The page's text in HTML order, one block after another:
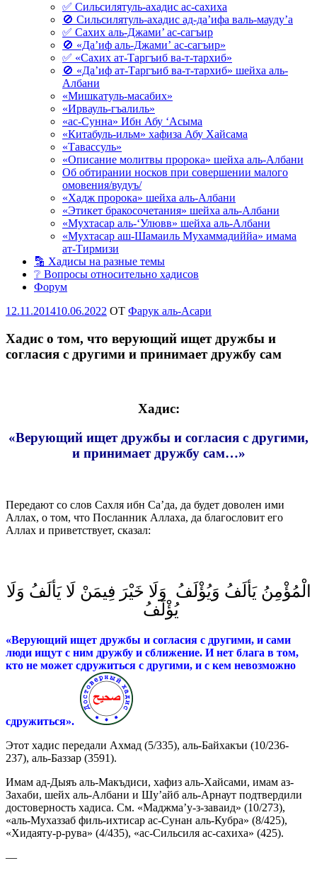
✅ Сильсилятуль-ахадис ас-сахиха
🚫 Сильсилятуль-ахадис ад-да’ифа валь-мауду’а
✅ Сахих аль-Джами’ ас-сагъир
🚫 «Да’иф аль-Джами’ ас-сагъир»
✅ «Сахих ат-Таргъиб ва-т-тархиб»
🚫 «Да’иф ат-Таргъиб ва-т-тархиб» шейха аль-
Албани
«Мишкатуль-масабих»
«Ирвауль-гъалиль»
«ас-Сунна» Ибн Абу ‘Асыма
«Китабуль-ильм» хафиза Абу Хайсама
«Тавассуль»
«Описание молитвы пророка» шейха аль-Албани
Об обтирании носков при совершении малого
омовения/вудуъ/
«Хадж пророка» шейха аль-Албани
«Этикет бракосочетания» шейха аль-Албани
«Мухтасар аль-‘Улювв» шейха аль-Албани
«Мухтасар аш-Шамаиль Мухаммадиййа» имама
ат-Тирмизи
🔡 Хадисы на разные темы
❔ Вопросы относительно хадисов
Форум
Опубликовано
12.11.201410.06.2022 OT Фарук аль-Асари
Хадис о том, что верующий ищет дружбы и
согласия с другими и принимает дружбу сам
Хадис:
«Верующий ищет дружбы и согласия с другими,
и принимает дружбу сам…»
Передают со слов Сахля ибн Са’да, да будет доволен ими
Аллах, о том, что Посланник Аллаха, да благословит его
Аллах и приветствует, сказал:
الْمُؤْمِنُ يَألَفُ وَيُؤْلَفُ وَلَا خَيْرَ فِيمَنْ لَا يَألَفُ وَلَا
يُؤْلَفُ
«Верующий ищет дружбы и согласия с другими, и сами
люди ищут с ним дружбу и сближение. И нет блага в том,
кто не может сдружиться с другими, и с кем невозможно
сдружиться».
Этот хадис передали Ахмад (5/335), аль-Байхакъи (10/236-
237), аль-Баззар (3591).
Имам ад-Дыяъ аль-Макъдиси, хафиз аль-Хайсами, имам аз-
Захаби, шейх аль-Албани и Шу’айб аль-Арнаут подтвердили
достоверность хадиса. См. «Маджма’у-з-заваид» (10/273),
«аль-Мухаззаб филь-ихтисар ас-Сунан аль-Кубра» (8/425),
«Хидаяту-р-рува» (4/435), «ас-Сильсиля ас-сахиха» (425).
—